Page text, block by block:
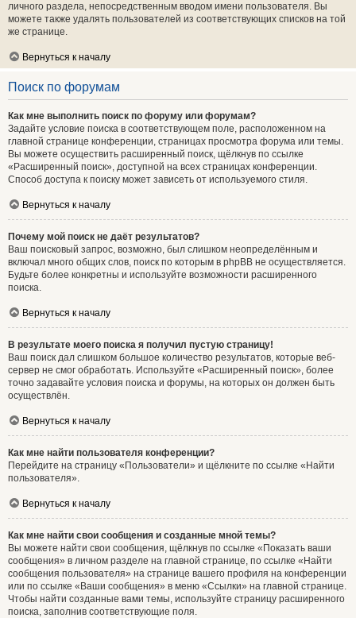
личного раздела, непосредственным вводом имени пользователя. Вы
можете также удалять пользователей из соответствующих списков на той
же странице.
Вернуться к началу
Поиск по форумам
Как мне выполнить поиск по форуму или форумам?
Задайте условие поиска в соответствующем поле, расположенном на
главной странице конференции, страницах просмотра форума или темы.
Вы можете осуществить расширенный поиск, щёлкнув по ссылке
«Расширенный поиск», доступной на всех страницах конференции.
Способ доступа к поиску может зависеть от используемого стиля.
Вернуться к началу
Почему мой поиск не даёт результатов?
Ваш поисковый запрос, возможно, был слишком неопределённым и
включал много общих слов, поиск по которым в phpBB не осуществляется.
Будьте более конкретны и используйте возможности расширенного
поиска.
Вернуться к началу
В результате моего поиска я получил пустую страницу!
Ваш поиск дал слишком большое количество результатов, которые веб-
сервер не смог обработать. Используйте «Расширенный поиск», более
точно задавайте условия поиска и форумы, на которых он должен быть
осуществлён.
Вернуться к началу
Как мне найти пользователя конференции?
Перейдите на страницу «Пользователи» и щёлкните по ссылке «Найти
пользователя».
Вернуться к началу
Как мне найти свои сообщения и созданные мной темы?
Вы можете найти свои сообщения, щёлкнув по ссылке «Показать ваши
сообщения» в личном разделе на главной странице, по ссылке «Найти
сообщения пользователя» на странице вашего профиля на конференции
или по ссылке «Ваши сообщения» в меню «Ссылки» на главной странице.
Чтобы найти созданные вами темы, используйте страницу расширенного
поиска, заполнив соответствующие поля.